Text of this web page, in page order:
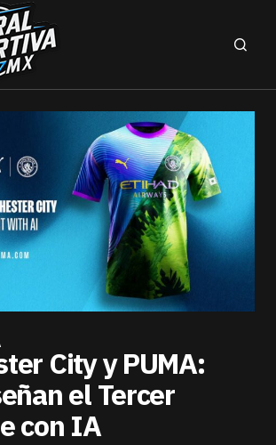
City y PUMA:
el Tercer
con IA